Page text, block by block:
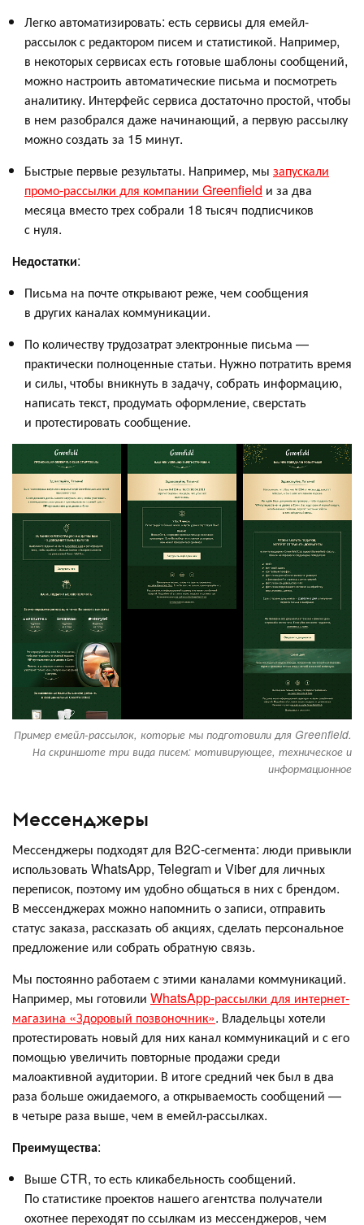
Легко автоматизировать: есть сервисы для емейл-
рассылок с редактором писем и статистикой. Например,
в некоторых сервисах есть готовые шаблоны сообщений,
можно настроить автоматические письма и посмотреть
аналитику. Интерфейс сервиса достаточно простой, чтобы
в нем разобрался даже начинающий, а первую рассылку
можно создать за 15 минут.
Быстрые первые результаты. Например, мы запускали
промо-рассылки для компании Greenfield и за два
месяца вместо трех собрали 18 тысяч подписчиков
с нуля.
Недостатки:
Письма на почте открывают реже, чем сообщения
в других каналах коммуникации.
По количеству трудозатрат электронные письма —
практически полноценные статьи. Нужно потратить время
и силы, чтобы вникнуть в задачу, собрать информацию,
написать текст, продумать оформление, сверстать
и протестировать сообщение.
Пример емейл-рассылок, которые мы подготовили для Greenfield.
На скриншоте три вида писем: мотивирующее, техническое и
информационное
Мессенджеры
Мессенджеры подходят для B2C-сегмента: люди привыкли
использовать WhatsApp, Telegram и Viber для личных
переписок, поэтому им удобно общаться в них с брендом.
В мессенджерах можно напомнить о записи, отправить
статус заказа, рассказать об акциях, сделать персональное
предложение или собрать обратную связь.
Мы постоянно работаем с этими каналами коммуникаций.
Например, мы готовили WhatsApp-рассылки для интернет-
магазина «Здоровый позвоночник». Владельцы хотели
протестировать новый для них канал коммуникаций и с его
помощью увеличить повторные продажи среди
малоактивной аудитории. В итоге средний чек был в два
раза больше ожидаемого, а открываемость сообщений —
в четыре раза выше, чем в емейл-рассылках.
Преимущества:
Выше CTR, то есть кликабельность сообщений.
По статистике проектов нашего агентства получатели
охотнее переходят по ссылкам из мессенджеров, чем